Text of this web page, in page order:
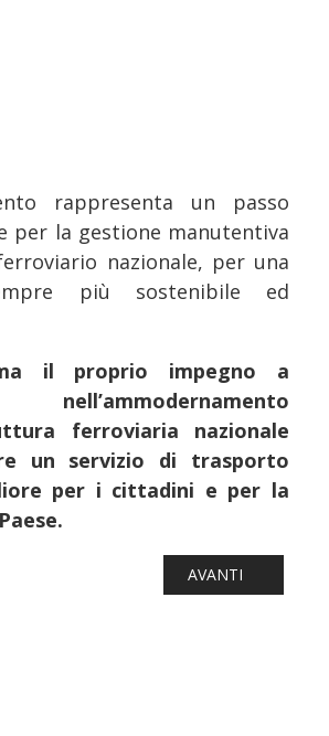
rappresenta un passo
per la gestione manutentiva
nazionale, per una
più sostenibile ed
il proprio impegno a
nell’ammodernamento
ferroviaria nazionale
un servizio di trasporto
per i cittadini e per la
FERROVIE: TERREMOTO NEI
ARTICOLO
AVANTI